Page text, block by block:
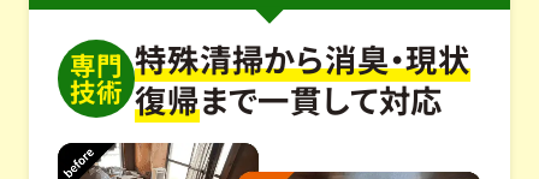
専門
技術
特殊清掃から消臭・現状
復帰まで一貫して対応